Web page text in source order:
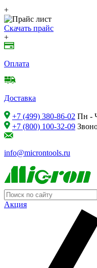
+
Скачать прайс
+
Оплата
Доставка
+7 (499) 380-86-02 Пн -
+7 (800) 100-32-09
info@microntools.ru
Акция